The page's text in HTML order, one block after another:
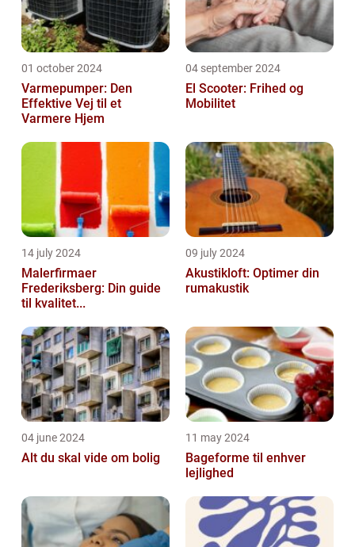
01 october 2024
Varmepumper: Den
Effektive Vej til et
Varmere Hjem
04 september 2024
El Scooter: Frihed og
Mobilitet
14 july 2024
Malerfirmaer
Frederiksberg: Din guide
til kvalitet...
09 july 2024
Akustikloft: Optimer din
rumakustik
04 june 2024
Alt du skal vide om bolig
11 may 2024
Bageforme til enhver
lejlighed